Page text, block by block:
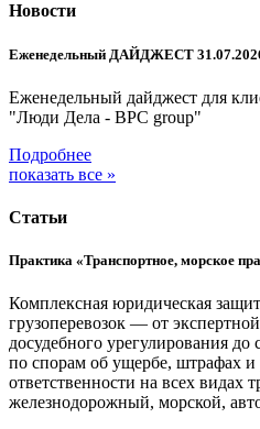
Новости
Еженедельный ДАЙДЖЕСТ
Еженедельный дайджест для
"Люди Дела - BPC group"
Подробнее
показать все »
Статьи
Практика «Транспортное, морское
Комплексная юридическая
грузоперевозок — от
досудебного урегулирования до
по спорам об ущербе, штрафах и
ответственности на всех видах
железнодорожный, морской,